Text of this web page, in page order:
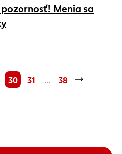
Menia sa
30 31 38